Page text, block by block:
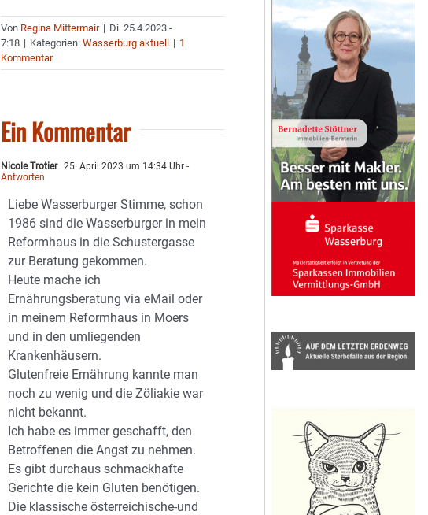
Von Regina Mittermair | Di. 25.4.2023 -
7:18 | Kategorien:Wasserburg aktuell | 1
Kommentar
Ein Kommentar
Nicole Trotier 25. April 2023 um 14:34 Uhr -
Antworten
Liebe Wasserburger Stimme, schon
1986 sind die Wasserburger in mein
Reformhaus in die Schustergasse
zur Beratung gekommen.
Heute mache ich
Ernährungsberatung via eMail oder
in meinem Reformhaus in Moers
und in den umliegenden
Krankenhäusern.
Glutenfreie Ernährung kannte man
noch zu wenig und die Zöliakie war
nicht bekannt.
Ich habe es immer geschafft, den
Betroffenen die Angst zu nehmen.
Es gibt durchaus schmackhafte
Gerichte die kein Gluten benötigen.
Die klassische österreichische-und